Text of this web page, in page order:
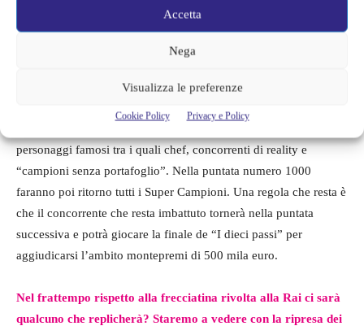
Accetta
Nega
Visualizza le preferenze
Cookie Policy Privacy e Policy
Caduta libera fu anche un sostituto diThe Money Drop
personaggi famosi tra i quali chef, concorrenti di reality e
“campioni senza portafoglio”. Nella puntata numero 1000
faranno poi ritorno tutti i Super Campioni. Una regola che resta è
che il concorrente che resta imbattuto tornerà nella puntata
successiva e potrà giocare la finale de “I dieci passi” per
aggiudicarsi l’ambito montepremi di 500 mila euro.
Nel frattempo rispetto alla frecciatina rivolta alla Rai ci sarà
qualcuno che replicherà? Staremo a vedere con la ripresa dei